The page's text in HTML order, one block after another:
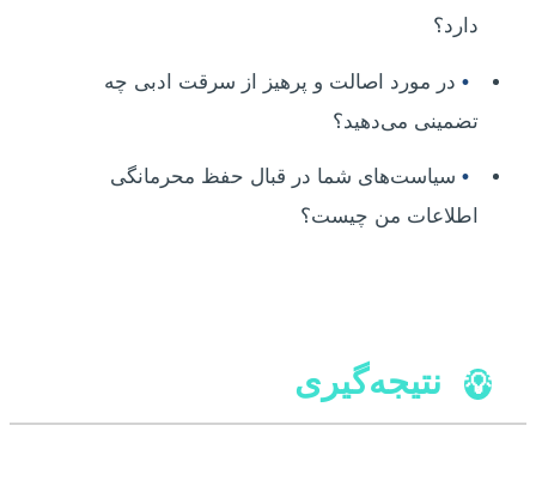
دارد؟
• در مورد اصالت و پرهیز از سرقت ادبی چه
تضمینی می‌دهید؟
• سیاست‌های شما در قبال حفظ محرمانگی
اطلاعات من چیست؟
💡 نتیجه‌گیری